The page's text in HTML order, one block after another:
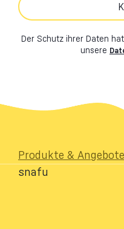
Der Schutz ihrer Daten
unsere
Produkte & Angebote
snafu